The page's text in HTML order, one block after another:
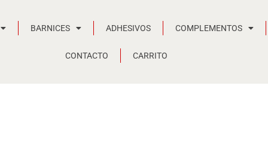
BARNICES ADHESIVOS COMPLEMENTOS
CONTACTO CARRITO